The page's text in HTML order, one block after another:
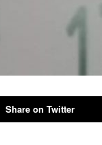
Share on Twitter